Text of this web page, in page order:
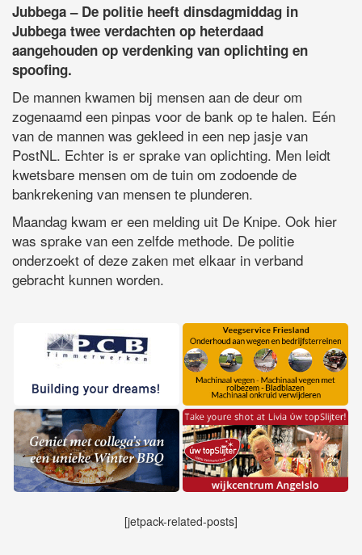
Jubbega – De politie heeft dinsdagmiddag in
Jubbega twee verdachten op heterdaad
aangehouden op verdenking van oplichting en
spoofing.
De mannen kwamen bij mensen aan de deur om
zogenaamd een pinpas voor de bank op te halen. Eén
van de mannen was gekleed in een nep jasje van
PostNL. Echter is er sprake van oplichting. Men leidt
kwetsbare mensen om de tuin om zodoende de
bankrekening van mensen te plunderen.
Maandag kwam er een melding uit De Knipe. Ook hier
was sprake van een zelfde methode. De politie
onderzoekt of deze zaken met elkaar in verband
gebracht kunnen worden.
[jetpack-related-posts]